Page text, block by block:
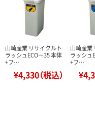
山崎産業 リサイクルト
ラッシュECOー35 本体
+フ…
¥4,330（税込）
山崎産業
ラッシュ
+フ…